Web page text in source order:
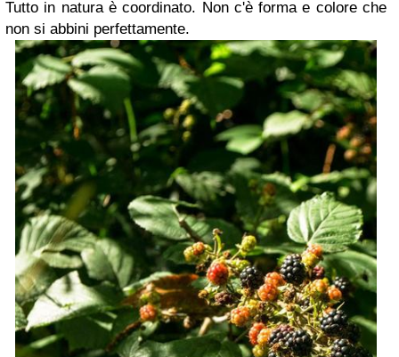
Tutto in natura è coordinato. Non c'è forma e colore che
non si abbini perfettamente.